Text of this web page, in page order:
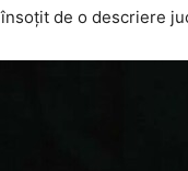
de o descriere